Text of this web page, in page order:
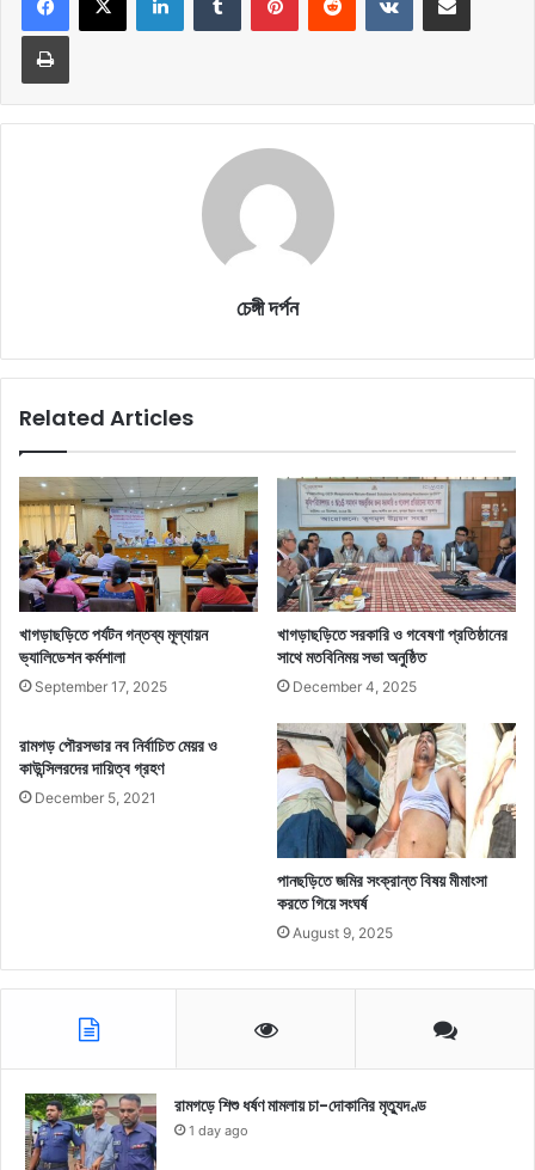
Print
চেঙ্গী দর্পন
Related Articles
খাগড়াছড়িতে পর্যটন গন্তব্য মূল্যায়ন
ভ্যালিডেশন কর্মশালা
September 17, 2025
খাগড়াছড়িতে সরকারি ও গবেষণা প্রতিষ্ঠানের
সাথে মতবিনিময় সভা অনুষ্ঠিত
December 4, 2025
রামগড় পৌরসভার নব নির্বাচিত মেয়র ও
কাউন্সিলরদের দায়িত্ব গ্রহণ
December 5, 2021
পানছড়িতে জমির সংক্রান্ত বিষয় মীমাংসা
করতে গিয়ে সংঘর্ষ
August 9, 2025
রামগড়ে শিশু ধর্ষণ মামলায় চা-দোকানির মৃত্যুদণ্ড
1 day ago